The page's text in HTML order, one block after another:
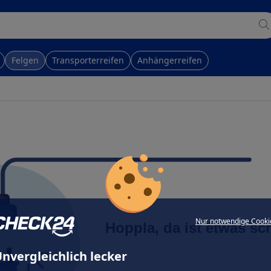
Nur notwendige
lecker
Felgen Transporterreifen Anhängerreifen
Hoppla, da ist etwas